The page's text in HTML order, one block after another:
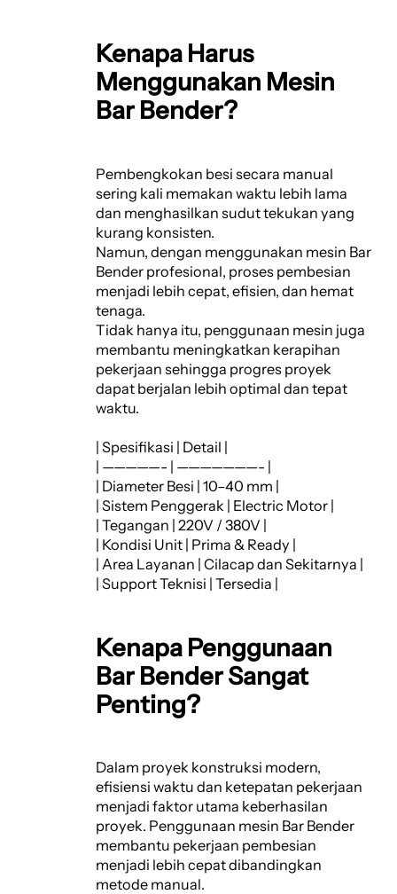
Kenapa Harus
Menggunakan Mesin
Bar Bender?
Pembengkokan besi secara manual
sering kali memakan waktu lebih lama
dan menghasilkan sudut tekukan yang
kurang konsisten.
Namun, dengan menggunakan mesin Bar
Bender profesional, proses pembesian
menjadi lebih cepat, efisien, dan hemat
tenaga.
Tidak hanya itu, penggunaan mesin juga
membantu meningkatkan kerapihan
pekerjaan sehingga progres proyek
dapat berjalan lebih optimal dan tepat
waktu.
| Spesifikasi | Detail |
| —————- | ———————- |
| Diameter Besi | 10–40 mm |
| Sistem Penggerak | Electric Motor |
| Tegangan | 220V / 380V |
| Kondisi Unit | Prima & Ready |
| Area Layanan | Cilacap dan Sekitarnya |
| Support Teknisi | Tersedia |
Kenapa Penggunaan
Bar Bender Sangat
Penting?
Dalam proyek konstruksi modern,
efisiensi waktu dan ketepatan pekerjaan
menjadi faktor utama keberhasilan
proyek. Penggunaan mesin Bar Bender
membantu pekerjaan pembesian
menjadi lebih cepat dibandingkan
metode manual.